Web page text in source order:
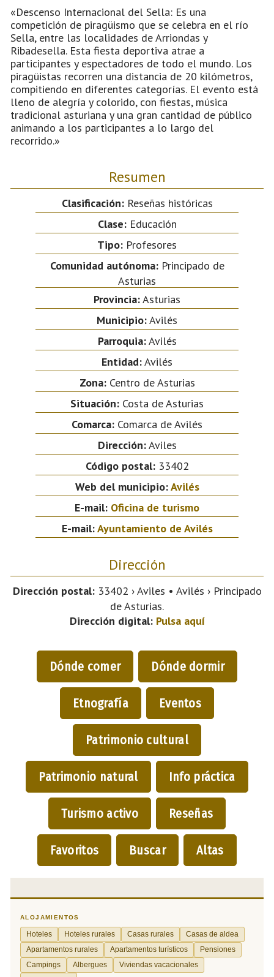
«Descenso Internacional del Sella: Es una
competición de piragüismo que se celebra en el río
Sella, entre las localidades de Arriondas y
Ribadesella. Esta fiesta deportiva atrae a
participantes y espectadores de todo el mundo. Los
piragüistas recorren una distancia de 20 kilómetros,
compitiendo en diferentes categorías. El evento está
lleno de alegría y colorido, con fiestas, música
tradicional asturiana y una gran cantidad de público
animando a los participantes a lo largo del
recorrido.»
Resumen
Clasificación:Reseñas históricas
Clase:Educación
Tipo: Profesores
Comunidad autónoma:Principado de
Asturias
Provincia:Asturias
Municipio:Avilés
Parroquia:Avilés
Entidad:Avilés
Zona:Centro de Asturias
Situación: Costa de Asturias
Comarca: Comarca de Avilés
Dirección:Aviles
Código postal:33402
Web del municipio:Avilés
E-mail: Oficina de turismo
E-mail:Ayuntamiento de Avilés
Dirección
Dirección postal:33402 › Aviles • Avilés › Principado
de Asturias.
Dirección digital: Pulsa aquí
Dónde comer Dónde dormir
Etnografía Eventos
Patrimonio cultural
Patrimonio natural Info práctica
Turismo activo Reseñas
Favoritos Buscar Altas